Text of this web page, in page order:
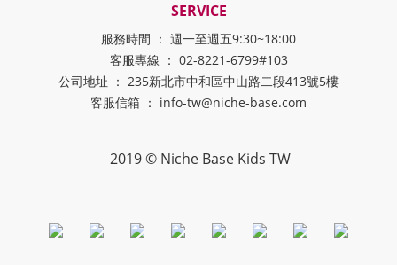
SERVICE
服務時間 ： 週一至週五9:30~18:00
客服專線 ： 02-8221-6799#103
公司地址 ： 235新北市中和區中山路二段413號5樓
客服信箱 ： info-tw@niche-base.com
2019 © Niche Base Kids TW